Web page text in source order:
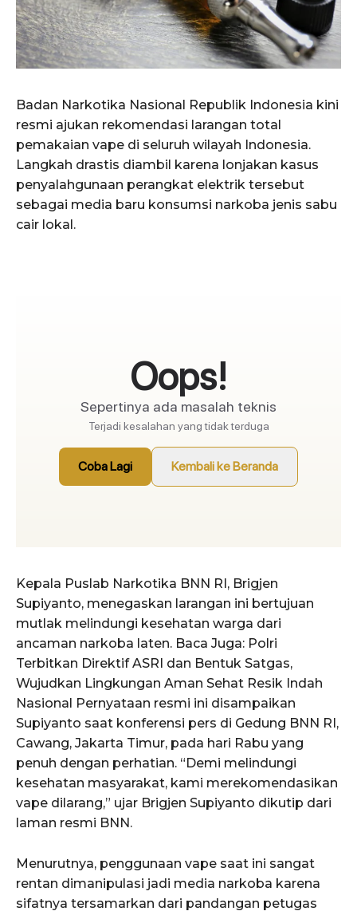
Badan Narkotika Nasional Republik Indonesia kini
resmi ajukan rekomendasi larangan total
pemakaian vape di seluruh wilayah Indonesia.
Langkah drastis diambil karena lonjakan kasus
penyalahgunaan perangkat elektrik tersebut
sebagai media baru konsumsi narkoba jenis sabu
cair lokal.
Kepala Puslab Narkotika BNN RI, Brigjen
Supiyanto, menegaskan larangan ini bertujuan
mutlak melindungi kesehatan warga dari
ancaman narkoba laten. Baca Juga: Polri
Terbitkan Direktif ASRI dan Bentuk Satgas,
Wujudkan Lingkungan Aman Sehat Resik Indah
Nasional Pernyataan resmi ini disampaikan
Supiyanto saat konferensi pers di Gedung BNN RI,
Cawang, Jakarta Timur, pada hari Rabu yang
penuh dengan perhatian. “Demi melindungi
kesehatan masyarakat, kami merekomendasikan
vape dilarang,” ujar Brigjen Supiyanto dikutip dari
laman resmi BNN.
Menurutnya, penggunaan vape saat ini sangat
rentan dimanipulasi jadi media narkoba karena
sifatnya tersamarkan dari pandangan petugas